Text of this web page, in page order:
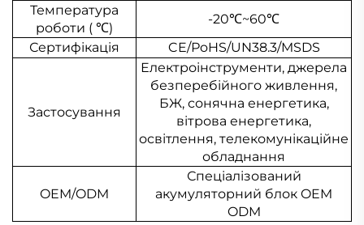
Температура
роботи ( ℃)
-20℃~60℃
Сертифікація
CE/РoHS/UN38.3/MSDS
Застосування
Електроінструменти, джерела
безперебійного живлення,
БЖ, сонячна енергетика,
вітрова енергетика,
освітлення, телекомунікаційне
обладнання
OEM/ODM
Спеціалізований
акумуляторний блок OEM
ODM